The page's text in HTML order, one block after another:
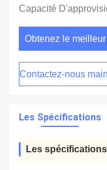
Capacité
Obtenez le
Contactez-nous
Les Spécifications
Les spécifications